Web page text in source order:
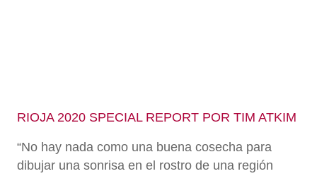
RIOJA 2020 SPECIAL REPORT POR TIM ATKIM
“No hay nada como una buena cosecha para
dibujar una sonrisa en el rostro de una región